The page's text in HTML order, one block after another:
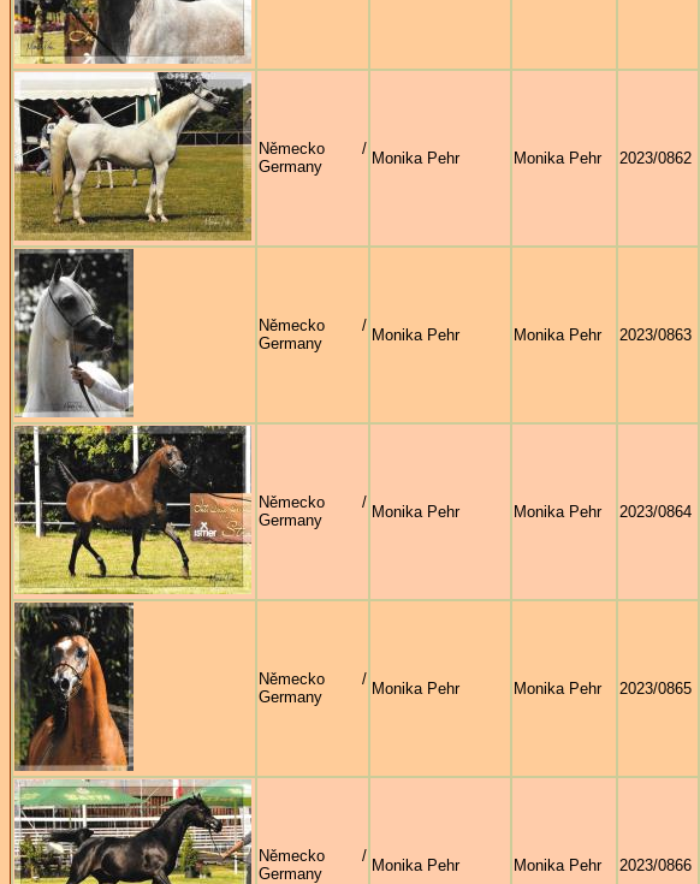
Německo /
Germany
Monika Pehr Monika Pehr 2023/0862
Německo /
Germany
Monika Pehr Monika Pehr 2023/0863
Německo /
Germany
Monika Pehr Monika Pehr 2023/0864
Německo /
Germany
Monika Pehr Monika Pehr 2023/0865
Německo /
Germany
Monika Pehr Monika Pehr 2023/0866